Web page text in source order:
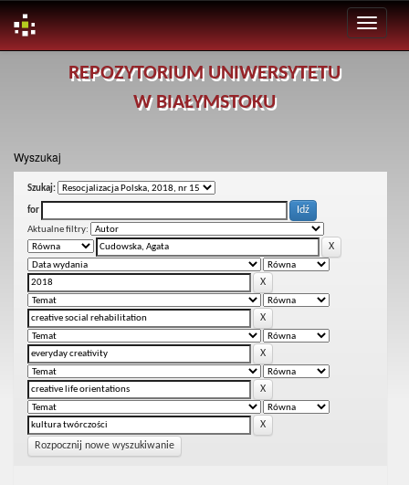
REPOZYTORIUM UNIWERSYTETU
W BIAŁYMSTOKU
Wyszukaj
Szukaj:
for
Aktualne filtry:
Rozpocznij nowe wyszukiwanie